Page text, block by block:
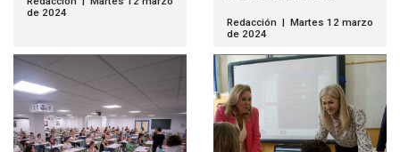
de 2024
Redacción | Martes 12 marzo
de 2024